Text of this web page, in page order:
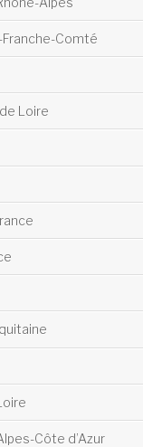
Comté
Loire
Côte d’Azur